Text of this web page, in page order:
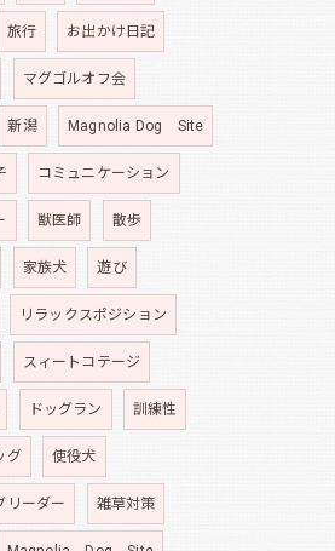
旅行 お出かけ日記
マグゴルオフ会
新潟 Magnolia Dog Site
コミュニケーション
獣医師 散歩
家族犬 遊び
リラックスポジション
スィートコテージ
ドッグラン 訓練性
グ 使役犬
リーダー 雑草対策